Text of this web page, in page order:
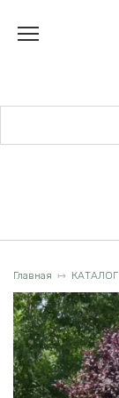
Главная КАТАЛОГ